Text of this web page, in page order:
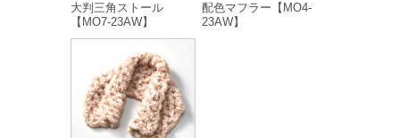
大判三角ストール
【MO7-23AW】
配色マフラー【MO4-
23AW】